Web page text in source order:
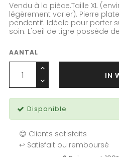
Vendu à la pièce.Taille XL
légèrement varier). Pierre
pendentif. Idéale pour porter
soin. L'oeil de tigre possède
AANTAL
IN
Disponible
😊 Clients satisfaits
↩️ Satisfait ou remboursé